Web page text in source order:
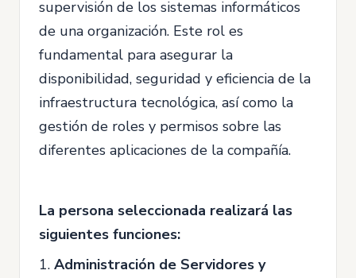
supervisión de los sistemas informáticos
de una organización. Este rol es
fundamental para asegurar la
disponibilidad, seguridad y eficiencia de la
infraestructura tecnológica, así como la
gestión de roles y permisos sobre las
diferentes aplicaciones de la compañía.
La persona seleccionada realizará las
siguientes funciones:
1. Administración de Servidores y